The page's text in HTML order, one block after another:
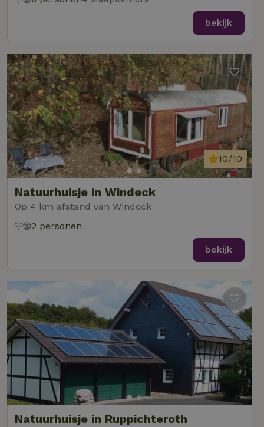
bekijk
Natuurhuisje in Windeck
Op 4 km afstand van Windeck
10/10
2 personen
bekijk
Natuurhuisje in Ruppichteroth